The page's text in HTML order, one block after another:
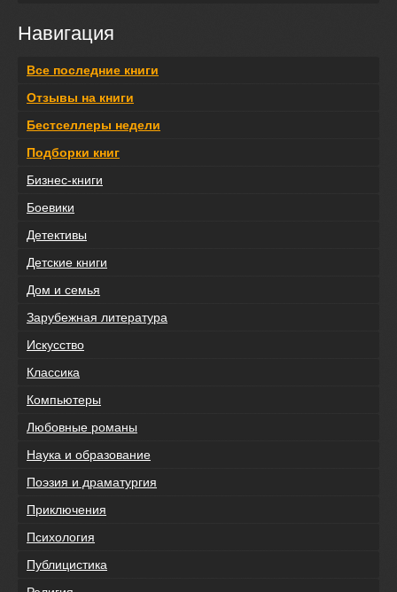
Навигация
Все последние книги
Отзывы на книги
Бестселлеры недели
Подборки книг
Бизнес-книги
Боевики
Детективы
Детские книги
Дом и семья
Зарубежная литература
Искусство
Классика
Компьютеры
Любовные романы
Наука и образование
Поэзия и драматургия
Приключения
Психология
Публицистика